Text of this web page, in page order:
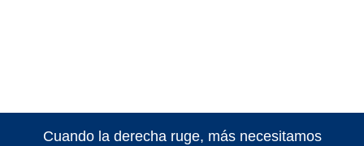
Cuando la derecha ruge, más necesitamos